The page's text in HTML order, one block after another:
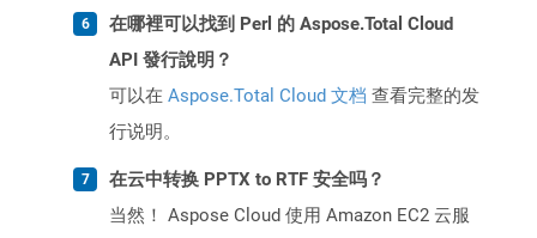
在哪裡可以找到 Perl 的 Aspose.Total Cloud
API 發行說明？
可以在 Aspose.Total Cloud 文档 查看完整的发
行说明。
在云中转换 PPTX to RTF 安全吗？
当然！ Aspose Cloud 使用 Amazon EC2 云服